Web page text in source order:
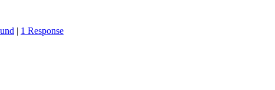
| 1 Response